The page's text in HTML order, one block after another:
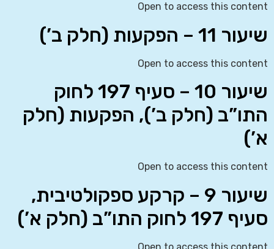
Open to access this content
שיעור 11 – הפקעות (חלק ב’)
Open to access this content
שיעור 10 – סעיף 197 לחוק
התו”ב (חלק ב’), הפקעות (חלק
א’)
Open to access this content
שיעור 9 – קרקע ספקולטיבית,
סעיף 197 לחוק התו”ב (חלק א’)
Open to access this content